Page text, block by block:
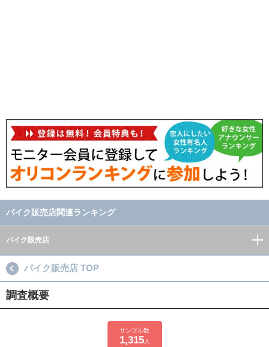
バイク販売店関連ランキング
バイク販売店
バイク販売店 TOP
調査概要
サンプル数
1,315人